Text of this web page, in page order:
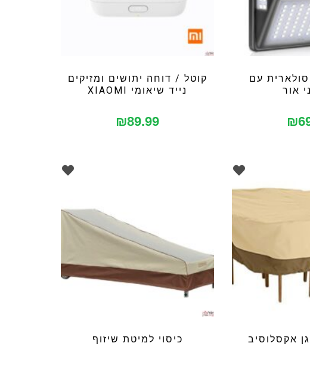
סולארית עם
אור
₪
קוטל / דוחה יתושים ומזיקים
נייד שיאומי XIAOMI
₪89.99
גן אקסלוסיב כיסוי למיטת שיזוף